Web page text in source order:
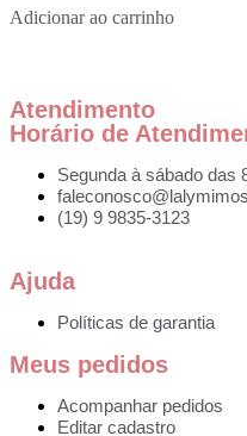
Adicionar ao carrinho
Atendimento
Horário de
Segunda à sábado das
(19) 9 9835-3123
Ajuda
Políticas de garantia
Meus pedidos
Acompanhar pedidos
Editar cadastro